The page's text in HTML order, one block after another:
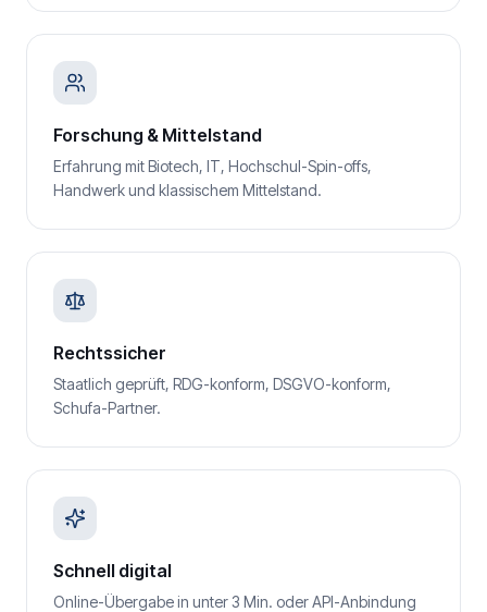
Forschung & Mittelstand
Erfahrung mit Biotech, IT, Hochschul-Spin-offs,
Handwerk und klassischem Mittelstand.
Rechtssicher
Staatlich geprüft, RDG-konform, DSGVO-konform,
Schufa-Partner.
Schnell digital
Online-Übergabe in unter 3 Min. oder API-Anbindung